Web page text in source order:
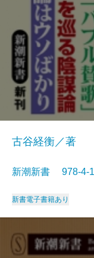
古谷経衡／著
新潮新書 978-4-
新書電子書籍あり